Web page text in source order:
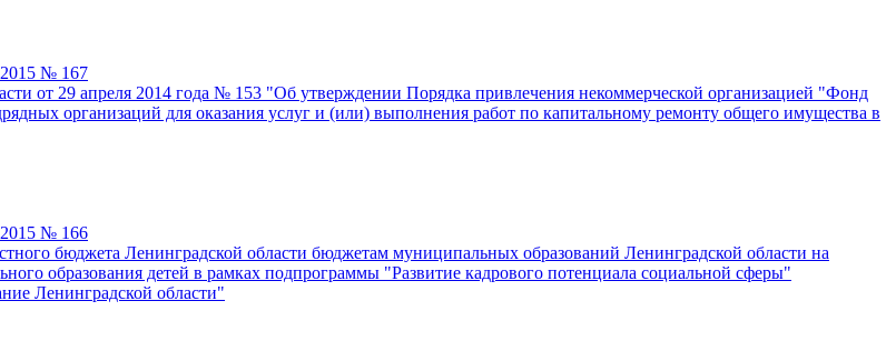
№ 167
от 29 апреля 2014 года № 153 "Об утверждении Порядка привлечения некоммерческой организацией "Фонд
организаций для оказания услуг и (или) выполнения работ по капитальному ремонту общего имущества в
№ 166
бюджета Ленинградской области бюджетам муниципальных образований Ленинградской области на
образования детей в рамках подпрограммы "Развитие кадрового потенциала социальной сферы"
Ленинградской области"